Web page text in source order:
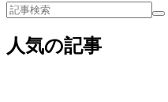
人気の記事